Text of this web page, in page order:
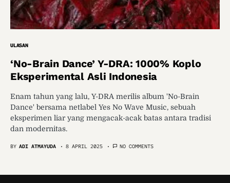
ULASAN
‘No-Brain Dance’ Y-DRA: 1000% Koplo
Eksperimental Asli Indonesia
Enam tahun yang lalu, Y-DRA merilis album 'No-Brain
Dance' bersama netlabel Yes No Wave Music, sebuah
eksperimen liar yang mengacak-acak batas antara tradisi
dan modernitas.
BY ADI ATMAYUDA 8 APRIL 2025 NO COMMENTS